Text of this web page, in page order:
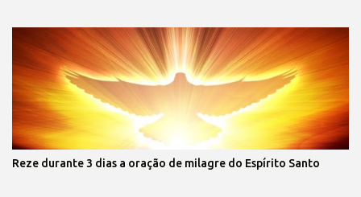
Reze durante 3 dias a oração de milagre do Espírito Santo